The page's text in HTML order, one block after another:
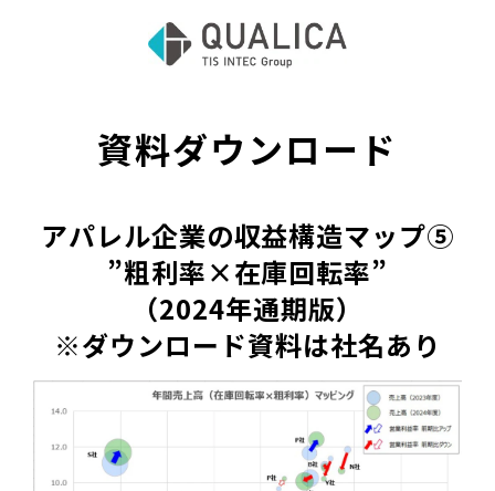
資料ダウンロード
アパレル企業の収益構造マップ⑤
”粗利率×在庫回転率”
（2024年通期版）
※ダウンロード資料は社名あり